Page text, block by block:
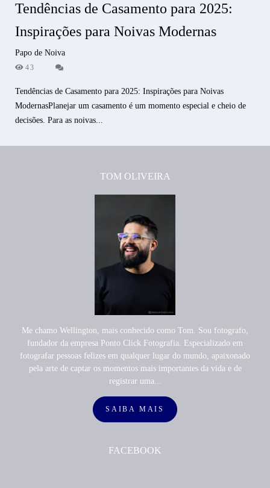
Tendências de Casamento para 2025:
Inspirações para Noivas Modernas
Papo de Noiva
43
Tendências de Casamento para 2025: Inspirações para Noivas
ModernasPlanejar um casamento é um momento especial e cheio de
decisões. Para as noivas...
TOM OLIVEIRA
Me chamo Wellington, mais conhecido como Tom. Sou fotografo,
fundador da empresa Ponto Click Fotografia. Especializado em
fotografar pessoas felizes em qualquer lugar do mundo, apaixonado
pela arte de captar os momentos mais importantes da vida e de
registrar uma...
SAIBA MAIS
FACEBOOK